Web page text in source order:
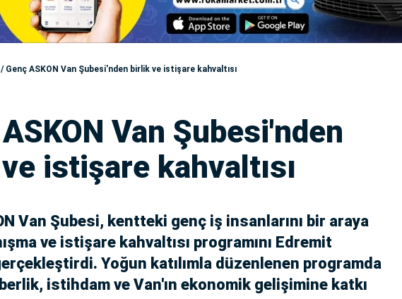
Genç ASKON Van Şubesi'nden birlik ve istişare kahvaltısı
Van Şubesi'nden
istişare kahvaltısı
Van Şubesi, kentteki genç iş insanlarını bir araya
ve istişare kahvaltısı programını Edremit
Yoğun katılımla düzenlenen programda
istihdam ve Van'ın ekonomik gelişimine katkı